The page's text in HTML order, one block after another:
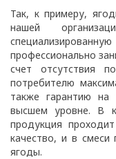
Так, к примеру,
нашей
профессионально
счет отсутствия
потребителю
также гарантию
высшем уровне. В
продукция
качество, и в смеси
ягоды.